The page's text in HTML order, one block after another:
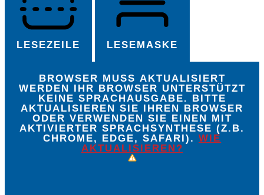
LESEZEILE LESEMASKE
BROWSER MUSS AKTUALISIERT
WERDEN
IHR BROWSER UNTERSTÜTZT
KEINE SPRACHAUSGABE. BITTE
AKTUALISIEREN SIE IHREN BROWSER
ODER VERWENDEN SIE EINEN MIT
AKTIVIERTER SPRACHSYNTHESE (Z.B.
CHROME, EDGE, SAFARI). WIE
AKTUALISIEREN?